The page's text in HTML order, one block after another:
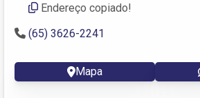
Endereço copiado!
(65) 3626-2241
Mapa